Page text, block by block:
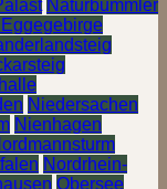
Naturbummler
Niedersachen
Nienhagen
Nordrhein-
Obersee